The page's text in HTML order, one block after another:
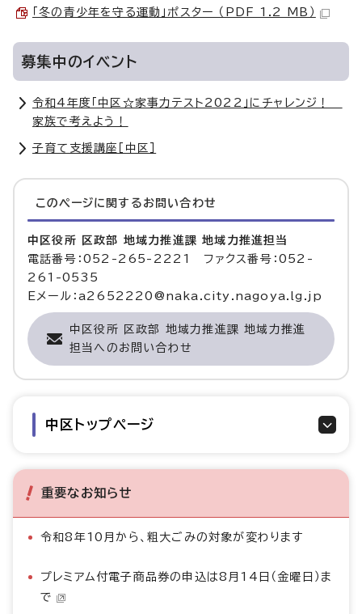
「冬の青少年を守る運動」ポスター （PDF 1.2 MB）
募集中のイベント
令和4年度「中区☆家事力テスト2022」にチャレンジ！
家族で考えよう！
子育て支援講座［中区］
このページに関する お問い合わせ
中区役所 区政部 地域力推進課 地域力推進担当
電話番号：052-265-2221 ファクス番号：052-
261-0535
Eメール：a2652220@naka.city.nagoya.lg.jp
中区役所 区政部 地域力推進課 地域力推進
担当へのお問い合わせ
中区トップページ
重要なお知らせ
令和8年10月から、粗大ごみの対象が変わります
プレミアム付電子商品券の申込は8月14日（金曜日）ま
で